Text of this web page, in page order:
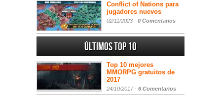
Conflict of Nations para
jugadores nuevos
02/11/2023 - 0 Comentarios
Últimos Top 10
Top 10 mejores
MMORPG gratuitos de
2017
24/10/2017 - 6 Comentarios